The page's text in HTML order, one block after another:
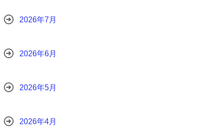
2026年7月
2026年6月
2026年5月
2026年4月